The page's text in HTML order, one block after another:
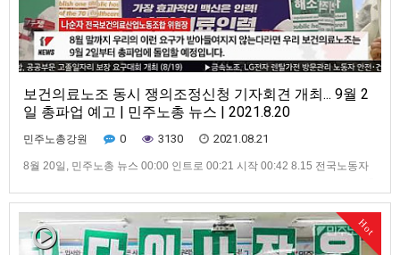
보건의료노조 동시 쟁의조정신청 기자회견 개최... 9월 2
일 총파업 예고 | 민주노총 뉴스 | 2021.8.20
민주노총강원 0 3130 2021.08.21
8월 20일, 민주노총 뉴스 00:00 인트로 00:21 시작 00:42 8.15 전국노동자
구 기자회견 개최 02:30 양경수 위원장, 민주노총 출입기자 간담회 열어
03:25 “구속영장 발부 규탄” 민주노총 가맹산하노조 기자회견 개최 03:53
경찰, 양경수 위원장 구속영장 …
Hot